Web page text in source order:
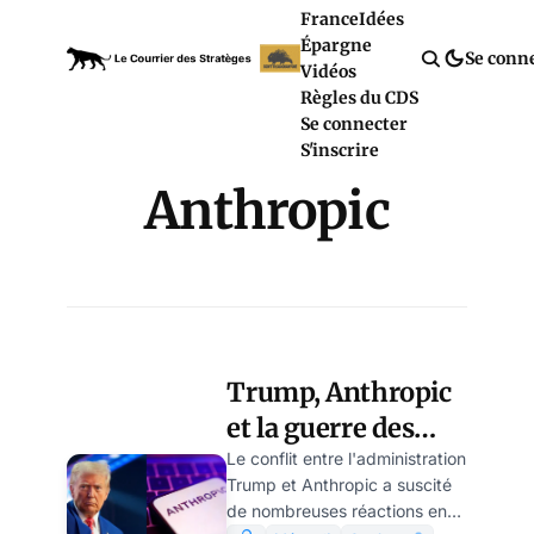
FranceIdées
Épargne
Vidéos
Règles du CDS
Se connecter
S'inscrire
Se
Anthropic
Trump, Anthropic
et la guerre des
empires
numériques, par
Le conflit entre l'administration
Trump et Anthropic a suscité
de nombreuses réactions en